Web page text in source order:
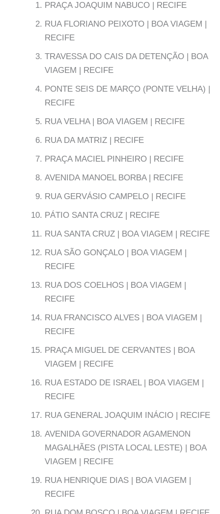
PRAÇA JOAQUIM NABUCO | RECIFE
RUA FLORIANO PEIXOTO | BOA VIAGEM |
RECIFE
TRAVESSA DO CAIS DA DETENÇÃO | BOA
VIAGEM | RECIFE
PONTE SEIS DE MARÇO (PONTE VELHA) |
RECIFE
RUA VELHA | BOA VIAGEM | RECIFE
RUA DA MATRIZ | RECIFE
PRAÇA MACIEL PINHEIRO | RECIFE
AVENIDA MANOEL BORBA | RECIFE
RUA GERVÁSIO CAMPELO | RECIFE
PÁTIO SANTA CRUZ | RECIFE
RUA SANTA CRUZ | BOA VIAGEM | RECIFE
RUA SÃO GONÇALO | BOA VIAGEM |
RECIFE
RUA DOS COELHOS | BOA VIAGEM |
RECIFE
RUA FRANCISCO ALVES | BOA VIAGEM |
RECIFE
PRAÇA MIGUEL DE CERVANTES | BOA
VIAGEM | RECIFE
RUA ESTADO DE ISRAEL | BOA VIAGEM |
RECIFE
RUA GENERAL JOAQUIM INÁCIO | RECIFE
AVENIDA GOVERNADOR AGAMENON
MAGALHÃES (PISTA LOCAL LESTE) | BOA
VIAGEM | RECIFE
RUA HENRIQUE DIAS | BOA VIAGEM |
RECIFE